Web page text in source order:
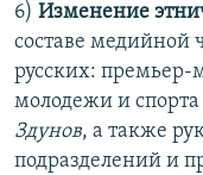
6) Изменение
составе медийной
русских: премьер-
молодежи и спорта
Здунов, а также
подразделений и